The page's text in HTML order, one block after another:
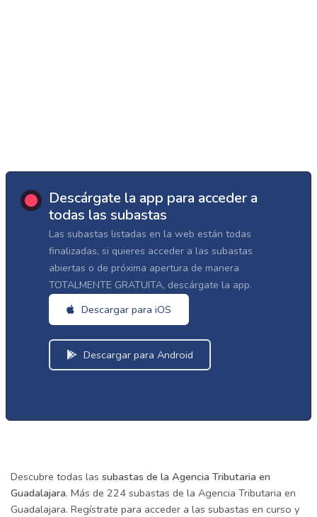
Descárgate la app para acceder a
todas las subastas
Las subastas listadas en la web están todas
finalizadas, si quieres acceder a las subastas
abiertas o de próxima apertura de manera
TOTALMENTE GRATUITA, descárgate la app.
Descargar para iOS
Descargar para Android
Descubre todas las subastas de la Agencia Tributaria en
Guadalajara. Más de 224 subastas de la Agencia Tributaria en
Guadalajara. Regístrate para acceder a las subastas en curso y